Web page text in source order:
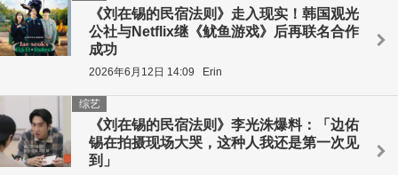
《刘在锡的民宿法则》走入现实！韩国观光
公社与Netflix继《鱿鱼游戏》后再联名合作
成功
2026年6月12日 14:09 Erin
《刘在锡的民宿法则》李光洙爆料：「边佑
锡在拍摄现场大哭，这种人我还是第一次见
到」
综艺